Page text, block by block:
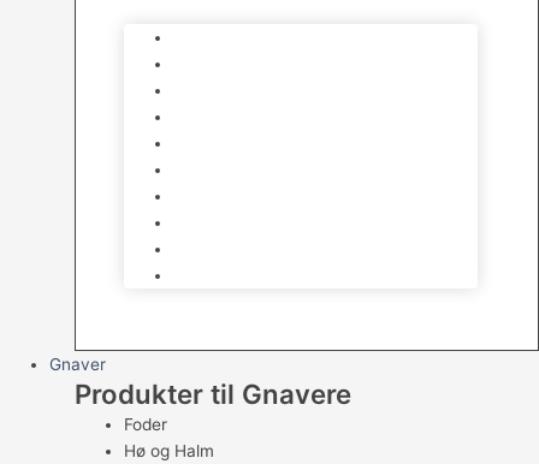
Gnaver
Produkter til Gnavere
Foder
Hø og Halm